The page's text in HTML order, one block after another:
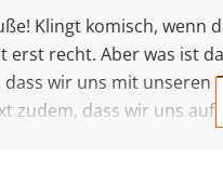
Klingt komisch, wenn
erst recht. Aber was ist
dass wir uns mit unseren
zudem, dass wir uns auf